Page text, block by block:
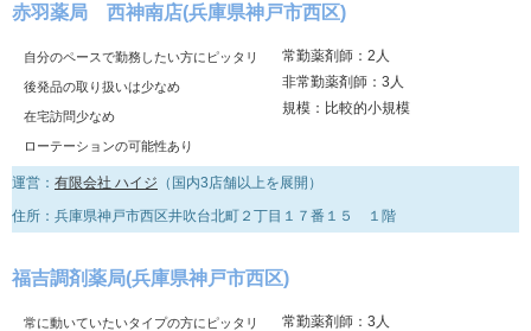
赤羽薬局 西神南店(兵庫県神戸市西区)
自分のペースで勤務したい方にピッタリ
後発品の取り扱いは少なめ
在宅訪問少なめ
ローテーションの可能性あり
常勤薬剤師：2人
非常勤薬剤師：3人
規模：比較的小規模
運営： 有限会社 ハイジ （国内3店舗以上を展開）
住所：兵庫県神戸市西区井吹台北町２丁目１７番１５ １階
福吉調剤薬局(兵庫県神戸市西区)
常に動いていたいタイプの方にピッタリ
常勤薬剤師：3人